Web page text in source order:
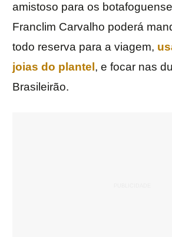
amistoso para os
Franclim Carvalho poderá
todo reserva para a viagem,
joias do plantel , e focar nas
Brasileirão.